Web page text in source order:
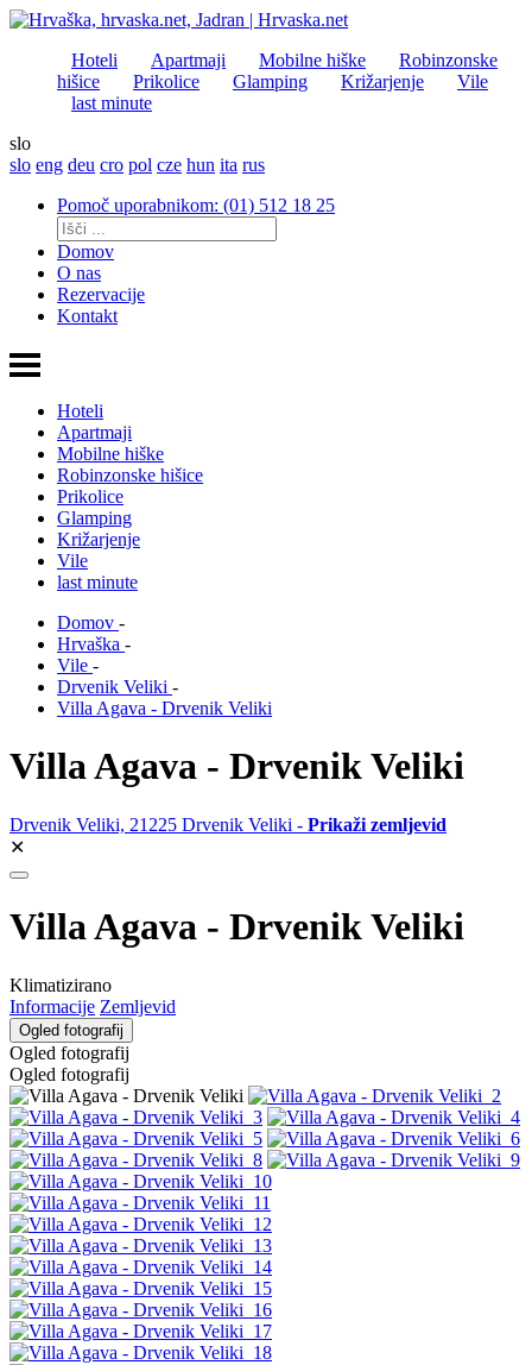
Hoteli Apartmaji Mobilne hiške
Robinzonske
hišice
Prikolice Glamping Križarjenje
Vile
last minute
slo
slo eng deu cro pol cze hun ita rus
Pomoč uporabnikom: (01) 512 18 25
Domov
O nas
Rezervacije
Kontakt
Hoteli
Apartmaji
Mobilne hiške
Robinzonske hišice
Prikolice
Glamping
Križarjenje
Vile
last minute
Domov -
Hrvaška -
Vile -
Drvenik Veliki -
Villa Agava - Drvenik Veliki
Villa Agava - Drvenik Veliki
Drvenik Veliki, 21225 Drvenik Veliki - Prikaži zemljevid
✕
Villa Agava - Drvenik Veliki
Klimatizirano
Informacije Zemljevid
Ogled fotografij
Ogled fotografij
Ogled fotografij